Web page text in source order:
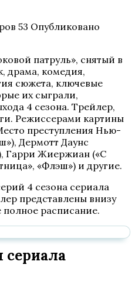
53 Опубликовано
патруль», снятый в
драма, комедия,
сюжета, ключевые
их сыграли,
4 сезона. Трейлер,
Режиссерами картины
преступления Нью-
Дермотт Даунс
Гарри Жиержиан («С
«Флэш») и другие.
4 сезона сериала
представлены внизу
расписание.